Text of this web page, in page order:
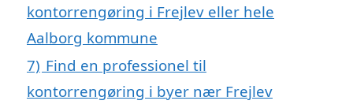
kontorrengøring i Frejlev eller hele
Aalborg kommune
7) Find en professionel til
kontorrengøring i byer nær Frejlev